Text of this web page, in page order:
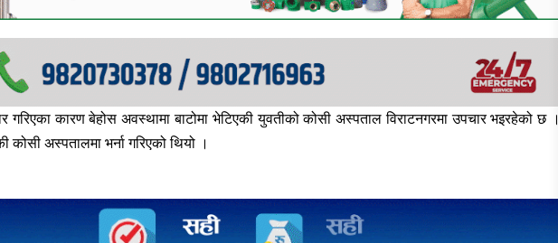
गरिएका कारण बेहोस अवस्थामा बाटोमा भेटिएकी युवतीको कोसी अस्पताल विराटनगरमा उपचार भइरहेको छ ।
कोसी अस्पतालमा भर्ना गरिएको थियो ।